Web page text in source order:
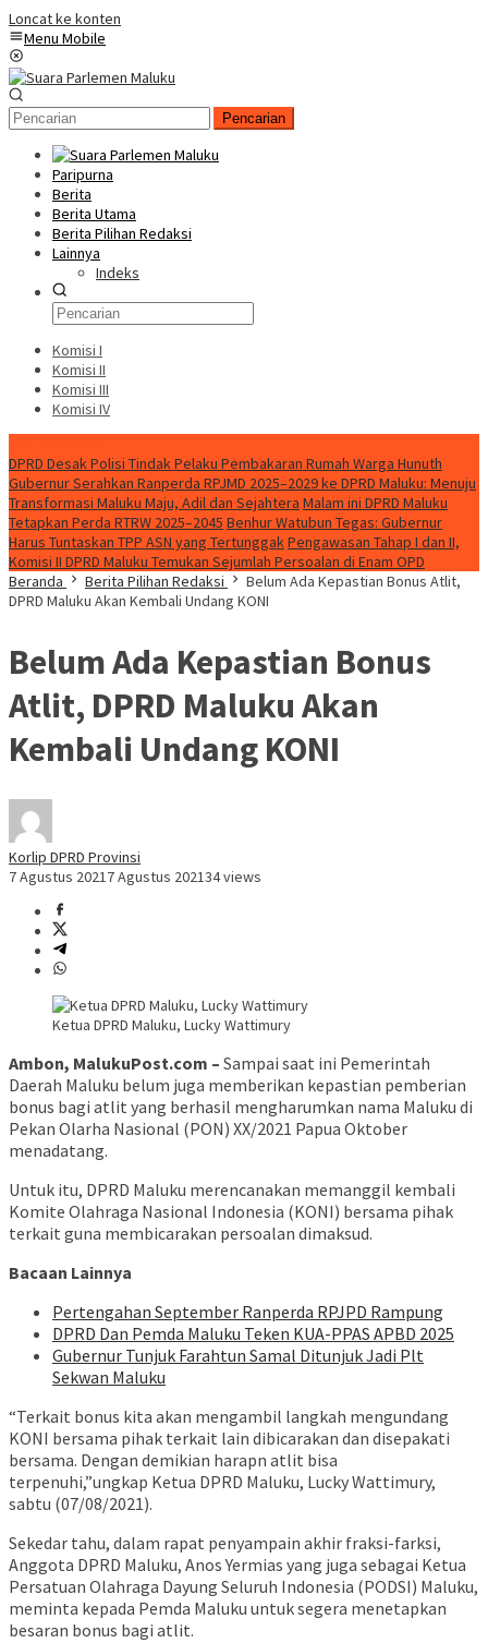
Loncat ke konten
Menu Mobile
Pencarian
Paripurna
Berita
Berita Utama
Berita Pilihan Redaksi
Lainnya
Indeks
Komisi I
Komisi II
Komisi III
Komisi IV
DPRD Desak Polisi Tindak Pelaku Pembakaran Rumah Warga Hunuth
Gubernur Serahkan Ranperda RPJMD 2025–2029 ke DPRD Maluku: Menuju
Transformasi Maluku Maju, Adil dan Sejahtera Malam ini DPRD Maluku
Tetapkan Perda RTRW 2025–2045 Benhur Watubun Tegas: Gubernur
Harus Tuntaskan TPP ASN yang TertunggakPengawasan Tahap I dan II,
Komisi II DPRD Maluku Temukan Sejumlah Persoalan di Enam OPD
Beranda
Berita Pilihan Redaksi
Belum Ada Kepastian Bonus Atlit,
DPRD Maluku Akan Kembali Undang KONI
Belum Ada Kepastian Bonus
Atlit, DPRD Maluku Akan
Kembali Undang KONI
Korlip DPRD Provinsi
7 Agustus 20217 Agustus 202134 views
Ketua DPRD Maluku, Lucky Wattimury
Ambon, MalukuPost.com – Sampai saat ini Pemerintah
Daerah Maluku belum juga memberikan kepastian pemberian
bonus bagi atlit yang berhasil mengharumkan nama Maluku di
Pekan Olarha Nasional (PON) XX/2021 Papua Oktober
menadatang.
Untuk itu, DPRD Maluku merencanakan memanggil kembali
Komite Olahraga Nasional Indonesia (KONI) bersama pihak
terkait guna membicarakan persoalan dimaksud.
Bacaan Lainnya
Pertengahan September Ranperda RPJPD Rampung
DPRD Dan Pemda Maluku Teken KUA-PPAS APBD 2025
Gubernur Tunjuk Farahtun Samal Ditunjuk Jadi Plt
Sekwan Maluku
“Terkait bonus kita akan mengambil langkah mengundang
KONI bersama pihak terkait lain dibicarakan dan disepakati
bersama. Dengan demikian harapn atlit bisa
terpenuhi,”ungkap Ketua DPRD Maluku, Lucky Wattimury,
sabtu (07/08/2021).
Sekedar tahu, dalam rapat penyampain akhir fraksi-farksi,
Anggota DPRD Maluku, Anos Yermias yang juga sebagai Ketua
Persatuan Olahraga Dayung Seluruh Indonesia (PODSI) Maluku,
meminta kepada Pemda Maluku untuk segera menetapkan
besaran bonus bagi atlit.